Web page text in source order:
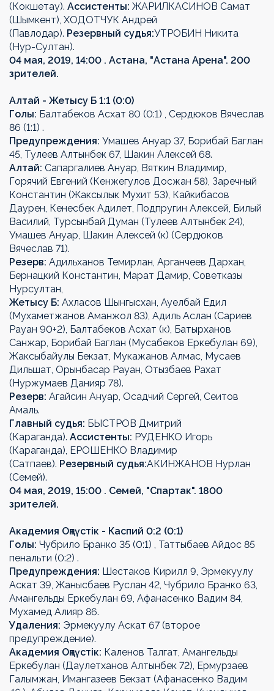
(Кокшетау). Ассистенты: ЖАРИЛКАСИНОВ Самат
(Шымкент), ХОДОТЧУК Андрей
(Павлодар). Резервный судья:УТРОБИН Никита
(Нур-Султан).
04 мая, 2019, 14:00 . Астана, "Астана Арена". 200
зрителей.
Алтай - Жетысу Б 1:1 (0:0)
Голы: Балтабеков Асхат 80 (0:1) , Сердюков Вячеслав
86 (1:1) .
Предупреждения: Умашев Ануар 37, Борибай Баглан
45, Тулеев Алтынбек 67, Шакин Алексей 68.
Алтай: Сапаргалиев Ануар, Вяткин Владимир,
Горячий Евгений (Кенжегулов Досжан 58), Заречный
Константин (Жаксылык Мухит 53), Кайкибасов
Даурен, Кенесбек Адилет, Подпругин Алексей, Билый
Василий, Турсынбай Думан (Тулеев Алтынбек 24),
Умашев Ануар, Шакин Алексей (к) (Сердюков
Вячеслав 71).
Резерв: Адильханов Темирлан, Арганчеев Дархан,
Бернацкий Константин, Марат Дамир, Советказы
Нурсултан,
Жетысу Б: Ахласов Шынгысхан, Ауелбай Едил
(Мухаметжанов Аманжол 83), Адиль Аслан (Сариев
Рауан 90+2), Балтабеков Асхат (к), Батырханов
Санжар, Борибай Баглан (Мусабеков Еркебулан 69),
Жаксыбайулы Бекзат, Мукажанов Алмас, Мусаев
Дильшат, Орынбасар Рауан, Отызбаев Рахат
(Нуржумаев Данияр 78).
Резерв: Агайсин Ануар, Осадчий Сергей, Сеитов
Амаль.
Главный судья: БЫСТРОВ Дмитрий
(Караганда). Ассистенты: РУДЕНКО Игорь
(Караганда), ЕРОШЕНКО Владимир
(Сатпаев). Резервный судья:АКИНЖАНОВ Нурлан
(Семей).
04 мая, 2019, 15:00 . Семей, "Спартак". 1800
зрителей.
Академия Оңтүстік - Каспий 0:2 (0:1)
Голы: Чубрило Бранко 35 (0:1) , Таттыбаев Айдос 85
пенальти (0:2) .
Предупреждения: Шестаков Кирилл 9, Эрмекуулу
Аскат 39, Жанысбаев Руслан 42, Чубрило Бранко 63,
Амангельды Еркебулан 69, Афанасенко Вадим 84,
Мухамед Алияр 86.
Удаления: Эрмекуулу Аскат 67 (второе
предупреждение).
Академия Оңтүстік: Каленов Талгат, Амангельды
Еркебулан (Даулетханов Алтынбек 72), Ермурзаев
Галымжан, Имангазеев Бекзат (Афанасенко Вадим